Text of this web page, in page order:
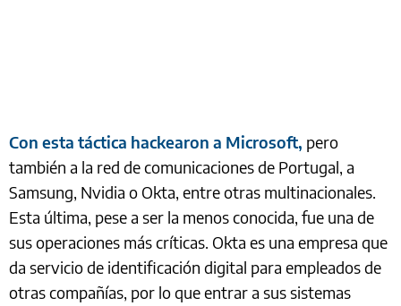
Con esta táctica hackearon a Microsoft, pero
también a la red de comunicaciones de Portugal, a
Samsung, Nvidia o Okta, entre otras multinacionales.
Esta última, pese a ser la menos conocida, fue una de
sus operaciones más críticas. Okta es una empresa que
da servicio de identificación digital para empleados de
otras compañías, por lo que entrar a sus sistemas